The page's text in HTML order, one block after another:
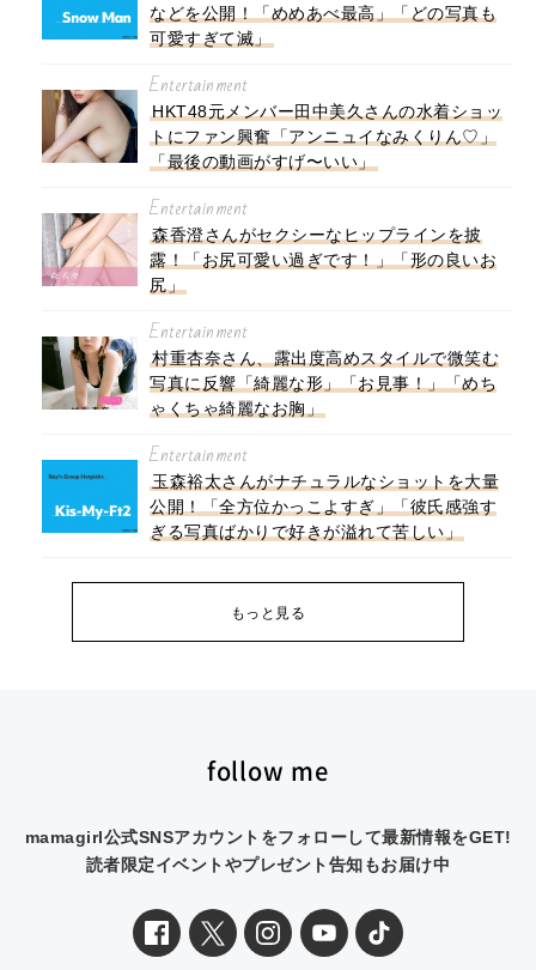
などを公開！「めめあべ最高」「どの写真も
可愛すぎて滅」
Entertainment
HKT48元メンバー田中美久さんの水着ショッ
トにファン興奮「アンニュイなみくりん♡」
「最後の動画がすげ〜いい」
Entertainment
森香澄さんがセクシーなヒップラインを披
露！「お尻可愛い過ぎです！」「形の良いお
尻」
Entertainment
村重杏奈さん、露出度高めスタイルで微笑む
写真に反響「綺麗な形」「お見事！」「めち
ゃくちゃ綺麗なお胸」
Entertainment
玉森裕太さんがナチュラルなショットを大量
公開！「全方位かっこよすぎ」「彼氏感強す
ぎる写真ばかりで好きが溢れて苦しい」
もっと見る
follow me
mamagirl公式SNSアカウントをフォローして最新情報をGET!
読者限定イベントやプレゼント告知もお届け中